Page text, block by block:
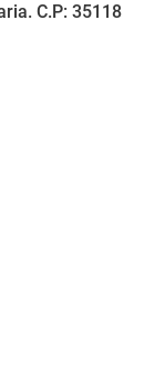
C.P: 35118